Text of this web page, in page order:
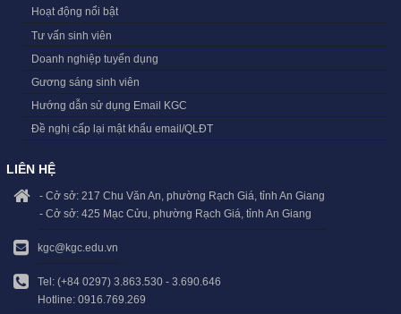
Hoạt động nổi bật
Tư vấn sinh viên
Doanh nghiệp tuyển dụng
Gương sáng sinh viên
Hướng dẫn sử dụng Email KGC
Đề nghị cấp lại mật khẩu email/QLĐT
LIÊN HỆ
- Cở sở: 217 Chu Văn An, phường Rạch Giá, tỉnh An Giang
- Cở sở: 425 Mạc Cửu, phường Rạch Giá, tỉnh An Giang
kgc@kgc.edu.vn
Tel: (+84 0297) 3.863.530 - 3.690.646
Hotline: 0916.769.269